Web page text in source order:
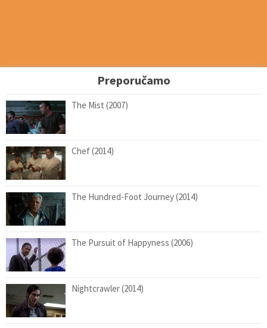
Preporučamo
The Mist (2007)
Chef (2014)
The Hundred-Foot Journey (2014)
The Pursuit of Happyness (2006)
Nightcrawler (2014)